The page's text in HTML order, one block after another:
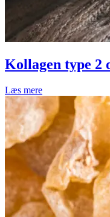
Kollagen type 2
Læs mere